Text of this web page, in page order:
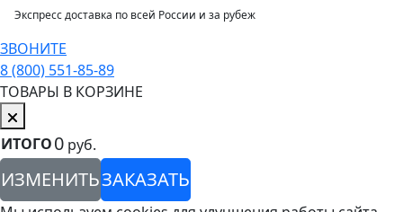
Экспресс доставка по всей России и за рубеж
ЗВОНИТЕ
8 (800) 551-85-89
ТОВАРЫ В КОРЗИНЕ
ИТОГО0 руб.
ИЗМЕНИТЬЗАКАЗАТЬ